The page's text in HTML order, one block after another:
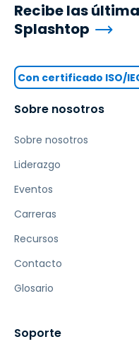
Sobre nosotros
Sobre nosotros
Liderazgo
Eventos
Carreras
Recursos
Contacto
Glosario
Soporte
Recibe las
Splashtop
Con certificado ISO/